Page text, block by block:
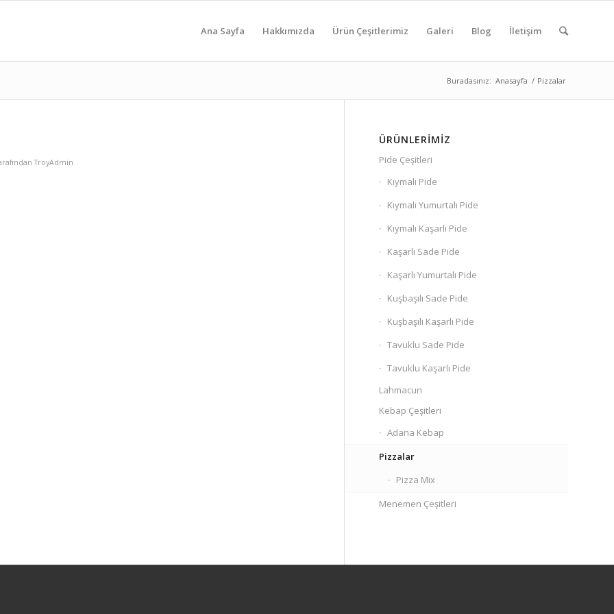
Ana Sayfa Hakkımızda Ürün Çeşitlerimiz Galeri Blog İletişim
Buradasınız: Anasayfa / Pizzalar
TroyAdmin
ÜRÜNLERIMIZ
Pide Çeşitleri
Kıymalı Pide
Kıymalı Yumurtalı Pide
Kıymalı Kaşarlı Pide
Kaşarlı Sade Pide
Kaşarlı Yumurtalı Pide
Kuşbaşılı Sade Pide
Kuşbaşılı Kaşarlı Pide
Tavuklu Sade Pide
Tavuklu Kaşarlı Pide
Lahmacun
Kebap Çeşitleri
Adana Kebap
Pizzalar
Pizza Mix
Menemen Çeşitleri